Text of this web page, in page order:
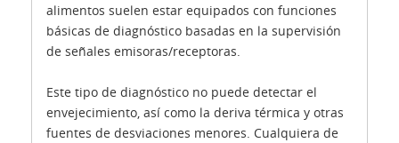
alimentos suelen estar equipados con funciones
básicas de diagnóstico basadas en la supervisión
de señales emisoras/receptoras.
Este tipo de diagnóstico no puede detectar el
envejecimiento, así como la deriva térmica y otras
fuentes de desviaciones menores. Cualquiera de